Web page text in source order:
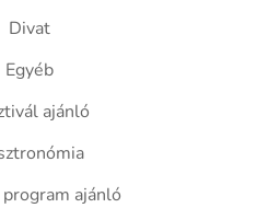
Divat
Egyéb
ajánló
ajánló